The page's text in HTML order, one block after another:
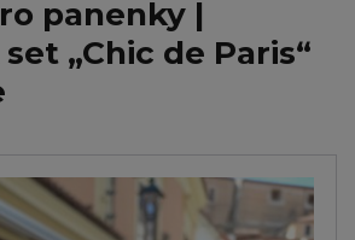
panenky |
„Chic de Paris“